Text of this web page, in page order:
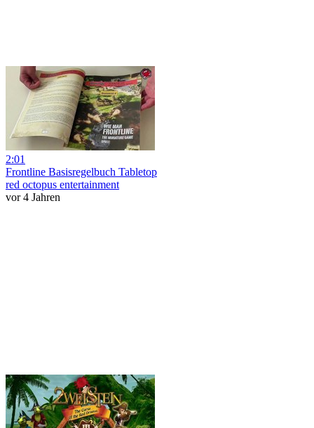
2:01
Frontline Basisregelbuch Tabletop
red octopus entertainment
vor 4 Jahren